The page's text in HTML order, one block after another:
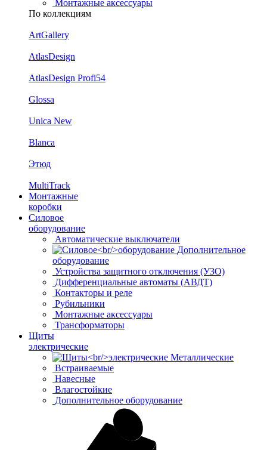
Монтажные аксессуары
По коллекциям
ArtGallery
AtlasDesign
AtlasDesign Profi54
Glossa
Unica New
Blanca
Этюд
MultiTrack
Монтажные
коробки
Силовое
оборудование
Автоматические выключатели
Дополнительное
оборудование
Устройства защитного отключения (УЗО)
Дифференциальные автоматы (АВДТ)
Контакторы и реле
Рубильники
Монтажные аксессуары
Трансформаторы
Щиты
электрические
Металлические
Встраиваемые
Навесные
Влагостойкие
Дополнительное оборудование